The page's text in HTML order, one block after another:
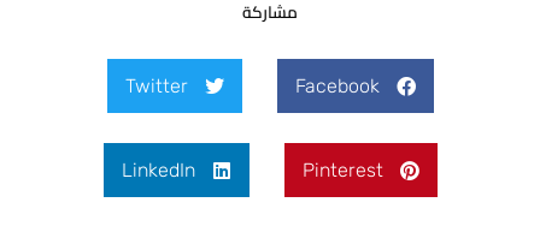
مشاركة
Facebook
Twitter
Pinterest
LinkedIn